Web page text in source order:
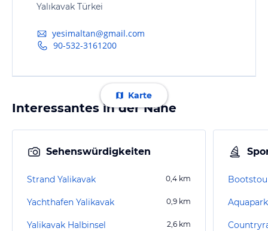
Yalıkavak Türkei
yesimaltan@gmail.com
90-532-3161200
Karte
Interessantes in der Nähe
Sehenswürdigkeiten
Strand Yalikavak 0,4 km
Yachthafen Yalikavak 0,9 km
Yalikavak Halbinsel 2,6 km